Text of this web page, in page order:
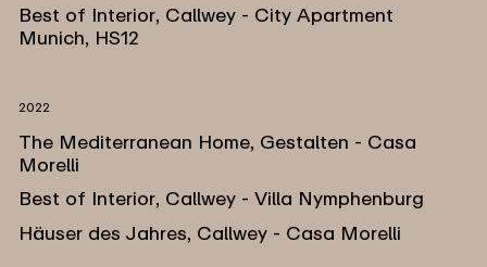
Best of Interior, Callwey - City Apartment
Munich, HS12
2022
The Mediterranean Home, Gestalten - Casa
Morelli
Best of Interior, Callwey - Villa Nymphenburg
Häuser des Jahres, Callwey - Casa Morelli